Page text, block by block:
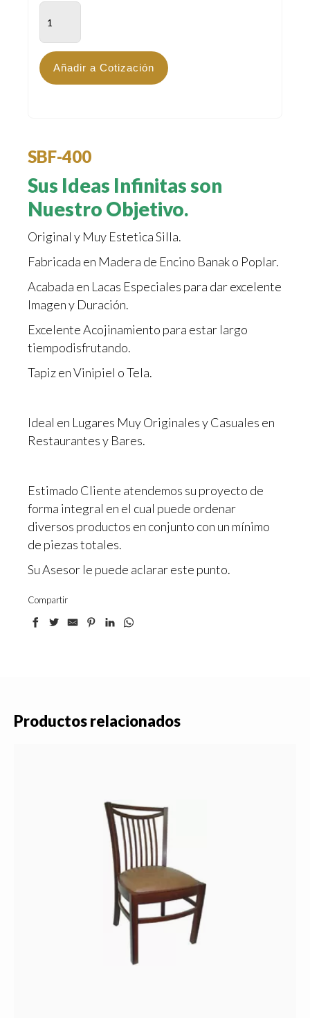
SBF-400
Sus Ideas Infinitas son
Nuestro Objetivo.
Original y Muy Estetica Silla.
Fabricada en Madera de Encino Banak o Poplar.
Acabada en Lacas Especiales para dar excelente
Imagen y Duración.
Excelente Acojinamiento para estar largo
tiempodisfrutando.
Tapiz en Vinipiel o Tela.
Ideal en Lugares Muy Originales y Casuales en
Restaurantes y Bares.
Estimado Cliente atendemos su proyecto de
forma integral en el cual puede ordenar
diversos productos en conjunto con un mínimo
de piezas totales.
Su Asesor le puede aclarar este punto.
Compartir
SBF-
400
Añadir a Cotización
Productos relacionados